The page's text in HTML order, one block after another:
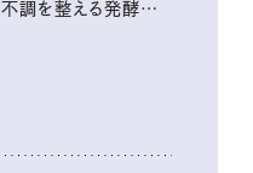
不調を整える発酵レ